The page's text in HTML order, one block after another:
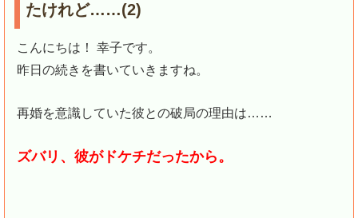
たけれど……(2)
こんにちは！ 幸子です。
昨日の続きを書いていきますね。
再婚を意識していた彼との破局の理由は……
ズバリ、彼がドケチだったから。